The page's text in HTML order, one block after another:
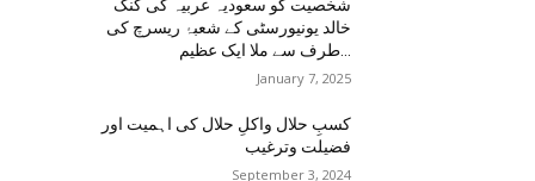
شخصیت کو سعودیہ عربیہ کی کنگ
خالد یونیورسٹی کے شعبۂ ریسرچ کی
January 7, 2025
کسبِ حلال واکلِ حلال کی اہمیت اور
فضیلت وترغیب
September 3, 2024